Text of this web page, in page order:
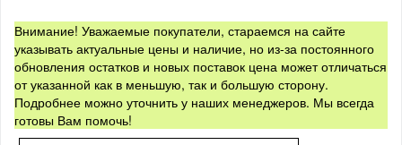
Внимание! Уважаемые покупатели, стараемся на сайте
указывать актуальные цены и наличие, но из-за постоянного
обновления остатков и новых поставок цена может отличаться
от указанной как в меньшую, так и большую сторону.
Подробнее можно уточнить у наших менеджеров. Мы всегда
готовы Вам помочь!